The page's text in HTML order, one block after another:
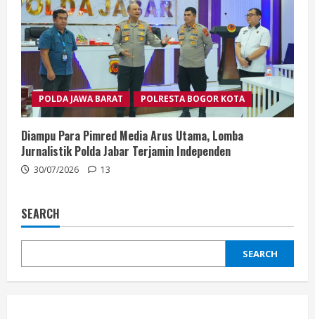
POLDA JAWA BARAT POLRESTA BOGOR KOTA
Diampu Para Pimred Media Arus Utama, Lomba
Jurnalistik Polda Jabar Terjamin Independen
30/07/2026 13
SEARCH
SEARCH